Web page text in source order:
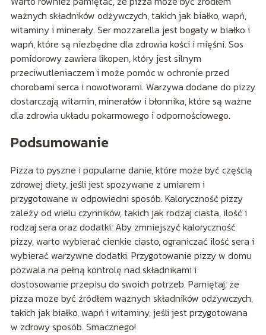
ważnych składników odżywczych, takich jak białko, wapń,
witaminy i minerały. Ser mozzarella jest bogaty w białko i
wapń, które są niezbędne dla zdrowia kości i mięśni. Sos
pomidorowy zawiera likopen, który jest silnym
przeciwutleniaczem i może pomóc w ochronie przed
chorobami serca i nowotworami. Warzywa dodane do pizzy
dostarczają witamin, minerałów i błonnika, które są ważne
dla zdrowia układu pokarmowego i odpornościowego.
Podsumowanie
Pizza to pyszne i popularne danie, które może być częścią
zdrowej diety, jeśli jest spożywane z umiarem i
przygotowane w odpowiedni sposób. Kaloryczność pizzy
zależy od wielu czynników, takich jak rodzaj ciasta, ilość i
rodzaj sera oraz dodatki. Aby zmniejszyć kaloryczność
pizzy, warto wybierać cienkie ciasto, ograniczać ilość sera i
wybierać warzywne dodatki. Przygotowanie pizzy w domu
pozwala na pełną kontrolę nad składnikami i
dostosowanie przepisu do swoich potrzeb. Pamiętaj, że
pizza może być źródłem ważnych składników odżywczych,
takich jak białko, wapń i witaminy, jeśli jest przygotowana
w zdrowy sposób. Smacznego!